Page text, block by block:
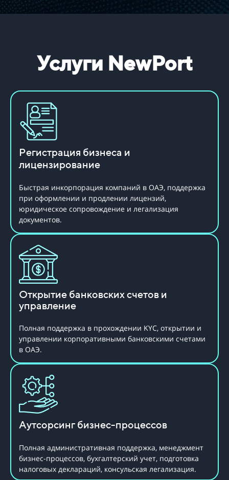
Услуги NewPort
Регистрация бизнеса и
лицензирование
Быстрая инкорпорация компаний в ОАЭ, поддержка
при оформлении и продлении лицензий,
юридическое сопровождение и легализация
документов.
Открытие банковских счетов и
управление
Полная поддержка в прохождении KYC, открытии и
управлении корпоративными банковскими счетами
в ОАЭ.
Аутсорсинг бизнес-процессов
Полная административная поддержка, менеджмент
бизнес-процессов, бухгалтерский учет, подготовка
налоговых деклараций, консульская легализация.